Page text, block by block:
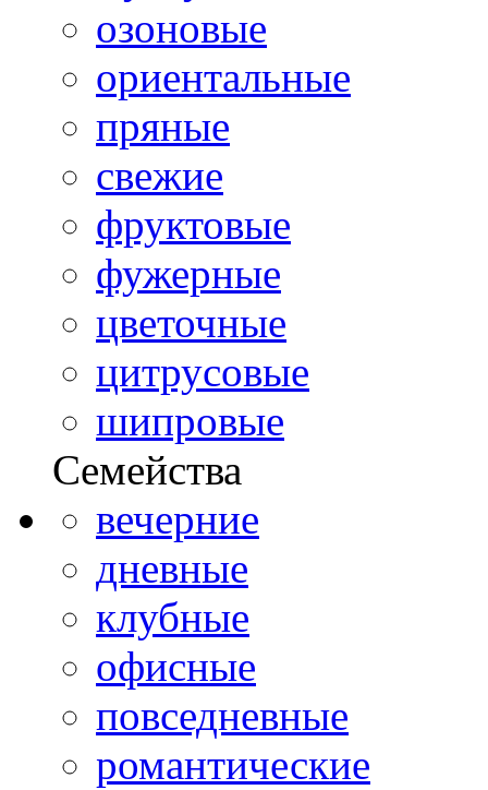
озоновые
ориентальные
пряные
свежие
фруктовые
фужерные
цветочные
цитрусовые
шипровые
Семейства
вечерние
дневные
клубные
офисные
повседневные
романтические